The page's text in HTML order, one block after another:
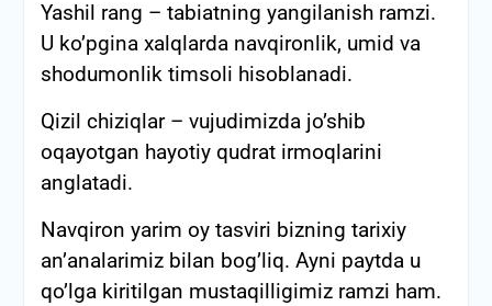
Yashil rang – tabiatning yangilanish ramzi.
U ko’pgina xalqlarda navqironlik, umid va
shodumonlik timsoli hisoblanadi.
Qizil chiziqlar – vujudimizda jo’shib
oqayotgan hayotiy qudrat irmoqlarini
anglatadi.
Navqiron yarim oy tasviri bizning tarixiy
an’analarimiz bilan bog’liq. Ayni paytda u
qo’lga kiritilgan mustaqilligimiz ramzi ham.